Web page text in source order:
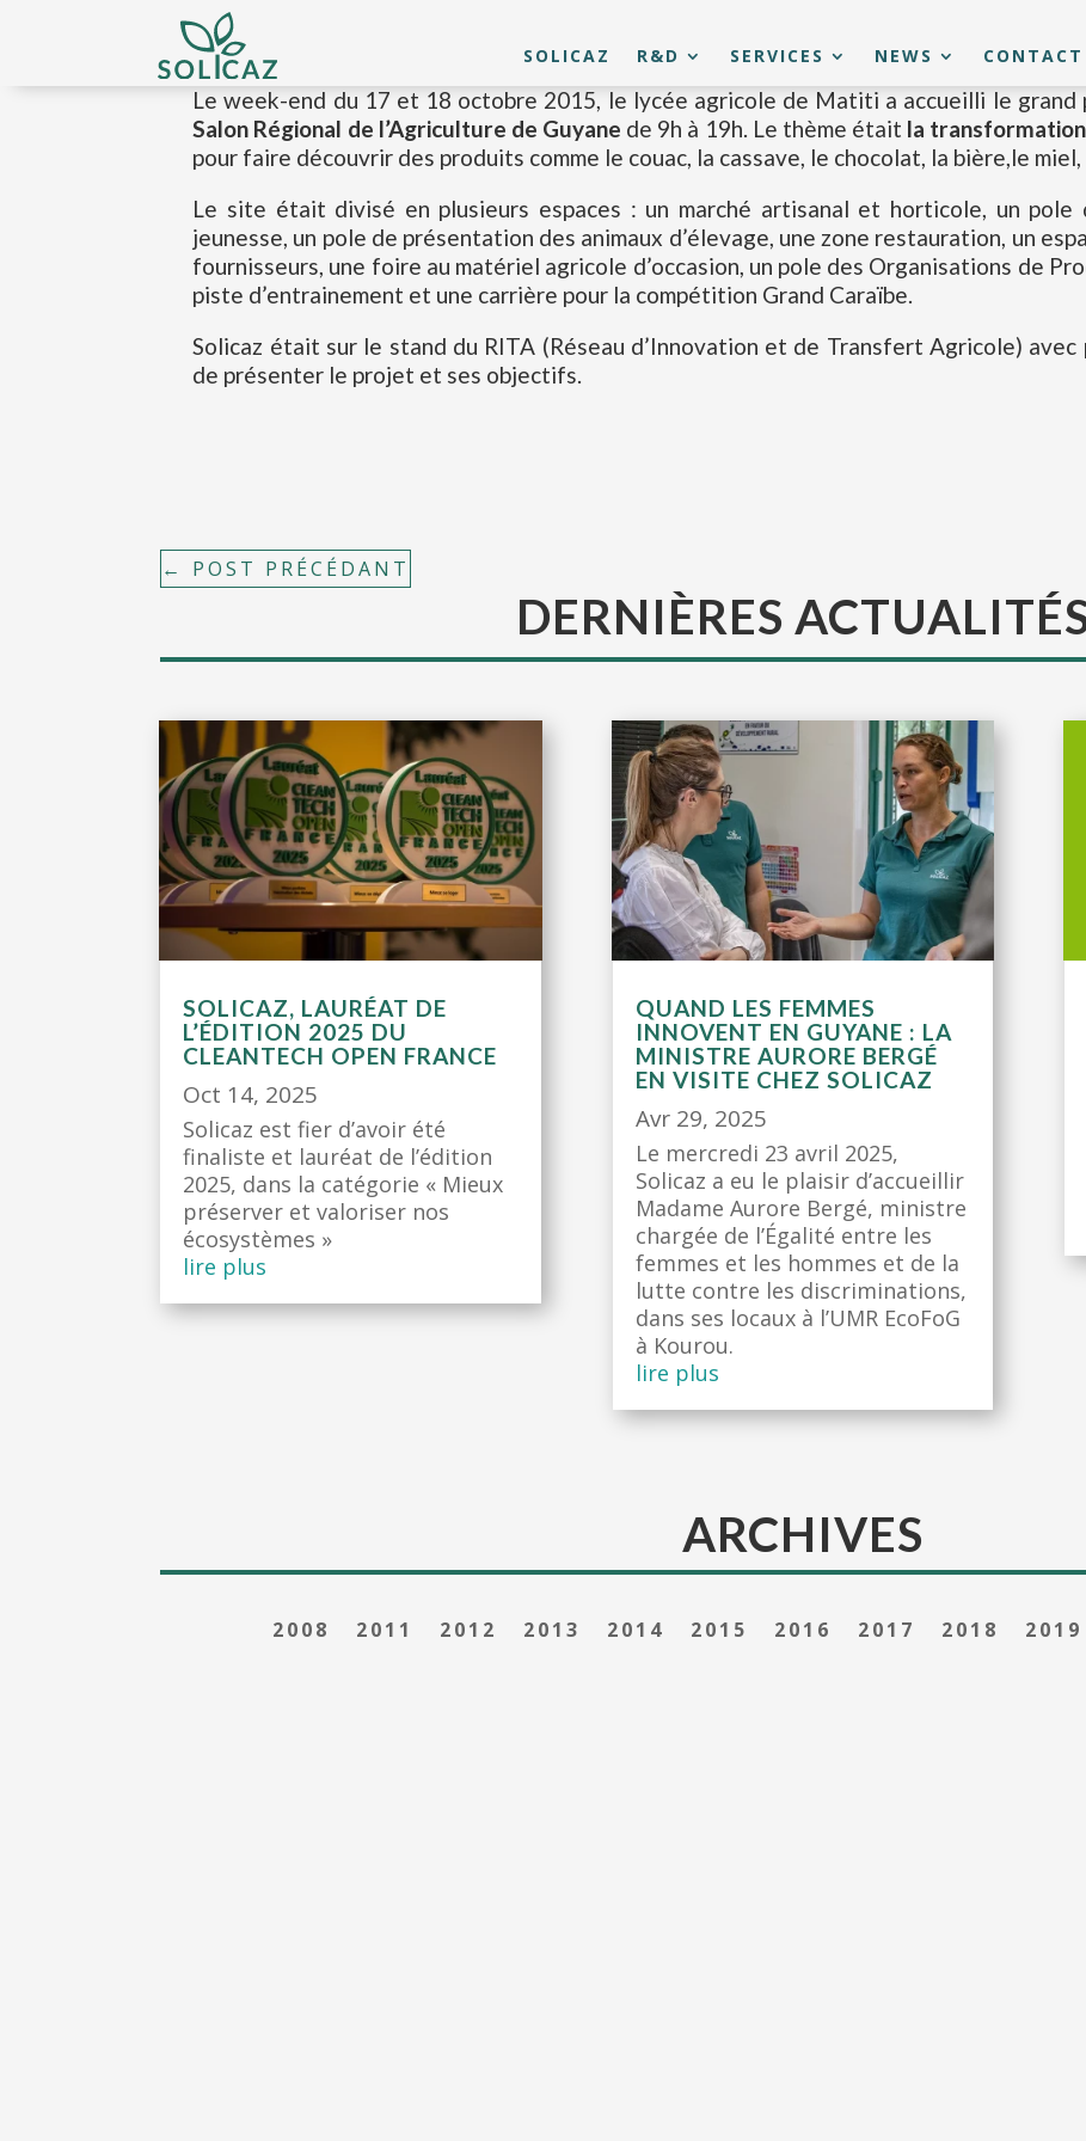
SOLICAZ R&D SERVICES NEWS CONTACT
Le week-end du 17 et 18 octobre 2015, le lycée agricole de Matiti a accueilli le grand
Salon Régional de l’Agriculture de Guyane de 9h à 19h. Le thème était la
pour faire découvrir des produits comme le couac, la cassave, le chocolat, la bière,le
Le site était divisé en plusieurs espaces : un marché artisanal et horticole, un pole
jeunesse, un pole de présentation des animaux d’élevage, une zone restauration, un
fournisseurs, une foire au matériel agricole d’occasion, un pole des Organisations de
piste d’entrainement et une carrière pour la compétition Grand Caraïbe.
Solicaz était sur le stand du RITA (Réseau d’Innovation et de Transfert Agricole)
de présenter le projet et ses objectifs.
← POST PRÉCÉDANT
DERNIÈRES
SOLICAZ, LAURÉAT DE
L’ÉDITION 2025 DU
CLEANTECH OPEN FRANCE
Oct 14, 2025
Solicaz est fier d’avoir été
finaliste et lauréat de l’édition
2025, dans la catégorie « Mieux
préserver et valoriser nos
écosystèmes »
lire plus
QUAND LES FEMMES
INNOVENT EN GUYANE : LA
MINISTRE AURORE BERGÉ
EN VISITE CHEZ SOLICAZ
Avr 29, 2025
Le mercredi 23 avril 2025,
Solicaz a eu le plaisir d’accueillir
Madame Aurore Bergé, ministre
chargée de l’Égalité entre les
femmes et les hommes et de la
lutte contre les discriminations,
dans ses locaux à l’UMR EcoFoG
à Kourou.
lire plus
ARCHIVES
2008 2011 2012 2013 2014 2015 2016 2017 2018 2019